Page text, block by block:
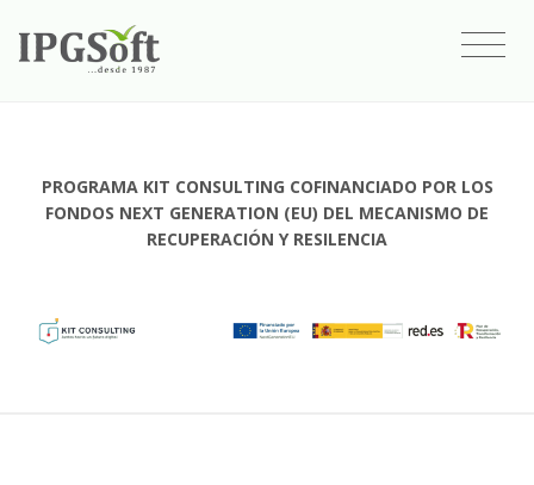
PROGRAMA KIT CONSULTING COFINANCIADO POR LOS
FONDOS NEXT GENERATION (EU) DEL MECANISMO DE
RECUPERACIÓN Y RESILENCIA